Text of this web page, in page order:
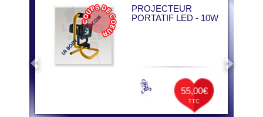
PROJECTEUR
PORTATIF LED - 10W
55,00€
TTC